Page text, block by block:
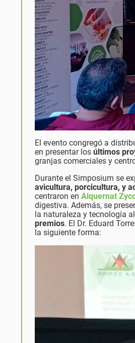
El evento congregó a
en presentar los últimos
granjas comerciales y
Durante el Simposium se
avicultura, porcicultura, y
centraron en Alquernat
digestiva. Además, se
la naturaleza y tecnología
premios. El Dr. Eduard
la siguiente forma: